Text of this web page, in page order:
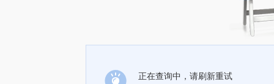
正在查询中，请刷新重试